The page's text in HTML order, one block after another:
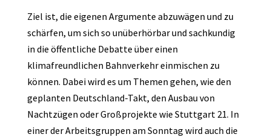
Ziel ist, die eigenen Argumente abzuwägen und zu
schärfen, um sich so unüberhörbar und sachkundig
in die öffentliche Debatte über einen
klimafreundlichen Bahnverkehr einmischen zu
können. Dabei wird es um Themen gehen, wie den
geplanten Deutschland-Takt, den Ausbau von
Nachtzügen oder Großprojekte wie Stuttgart 21. In
einer der Arbeitsgruppen am Sonntag wird auch die